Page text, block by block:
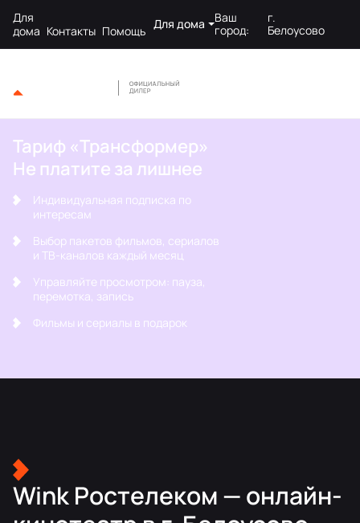
Для
дома Контакты Помощь Для дома
Ваш
город:
г.
Белоусово
Тариф «Трансформер»
Не платите за лишнее
Индивидуальная подписка по
интересам
Выбор пакетов фильмов, сериалов
и ТВ-каналов каждый месяц
Управляйте просмотром: пауза,
перемотка, запись
Фильмы и сериалы в подарок
Wink Ростелеком — онлайн-